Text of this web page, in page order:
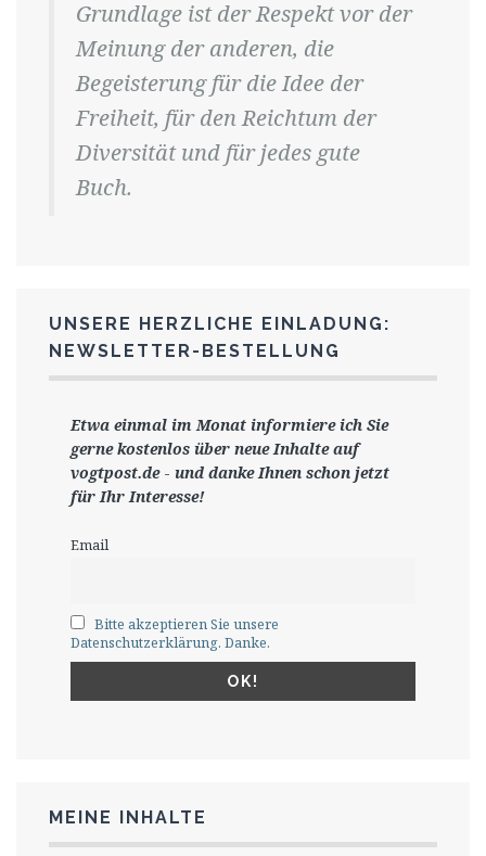
Grundlage ist der Respekt vor der
Meinung der anderen, die
Begeisterung für die Idee der
Freiheit, für den Reichtum der
Diversität und für jedes gute
Buch.
UNSERE HERZLICHE EINLADUNG:
NEWSLETTER-BESTELLUNG
Etwa einmal im Monat informiere ich Sie
gernekostenlos über neue Inhalte auf
vogtpost.de- und danke Ihnen schon jetzt
für Ihr Interesse!
Email
Bitte akzeptieren Sie unsere
Datenschutzerklärung. Danke.
MEINE INHALTE